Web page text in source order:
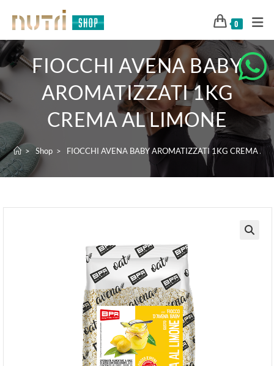
0
FIOCCHI AVENA BABY
AROMATIZZATI 1KG
CREMA AL LIMONE
> Shop > FIOCCHI AVENA BABY AROMATIZZATI 1KG CREMA AL